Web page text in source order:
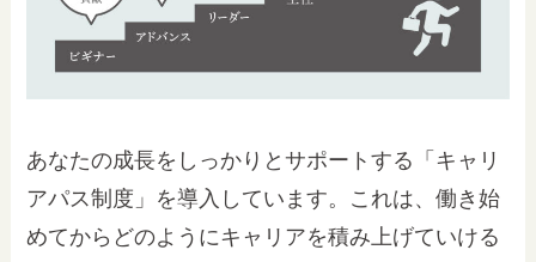
あなたの成長をしっかりとサポートする「キャリ
アパス制度」を導入しています。これは、働き始
めてからどのようにキャリアを積み上げていける